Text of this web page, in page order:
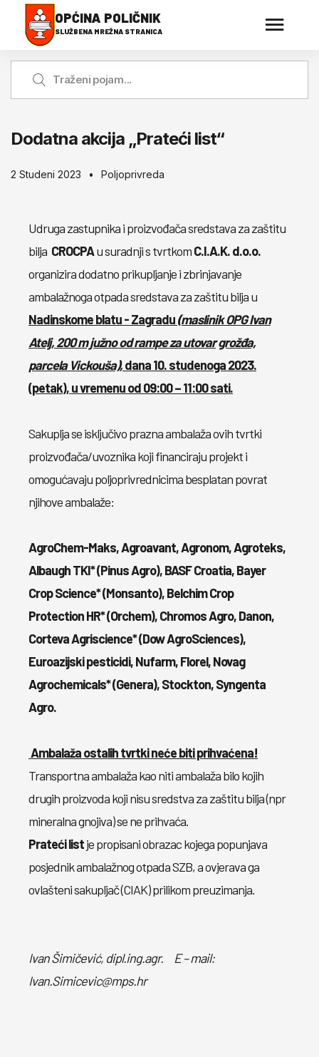
OPĆINA POLIČNIK
SLUŽBENA MREŽNA STRANICA
Dodatna akcija „Prateći list“
2 Studeni 2023 Poljoprivreda
Udruga zastupnika i proizvođača sredstava za zaštitu
bilja CROCPAu suradnji s tvrtkomC.I.A.K. d.o.o.
organizira dodatno prikupljanje i zbrinjavanje
ambalažnoga otpada sredstava za zaštitu bilja u
Nadinskome blatu - Zagradu(maslinik OPG Ivan
Atelj, 200 m južno od rampe za utovargrožđa,
parcela Vickouša),dana 10. studenoga 2023.
(petak), u vremenu od 09:00 – 11:00 sati.
Sakuplja se isključivo prazna ambalaža ovih tvrtki
proizvođača/uvoznika koji financiraju projekt i
omogućavaju poljoprivrednicima besplatan povrat
njihove ambalaže:
AgroChem-Maks, Agroavant, Agronom, Agroteks,
Albaugh TKI* (Pinus Agro), BASF Croatia, Bayer
Crop Science* (Monsanto), Belchim Crop
Protection HR* (Orchem), Chromos Agro, Danon,
Corteva Agriscience* (Dow AgroSciences),
Euroazijski pesticidi, Nufarm, Florel, Novag
Agrochemicals* (Genera), Stockton, Syngenta
Agro.
Ambalaža ostalih tvrtki neće biti prihvaćena!
Transportna ambalaža kao niti ambalaža bilo kojih
drugih proizvoda koji nisu sredstva za zaštitu bilja (npr
mineralna gnojiva) se ne prihvaća.
Prateći listje propisani obrazac kojega popunjava
posjednik ambalažnog otpada SZB, a ovjerava ga
ovlašteni sakupljač (CIAK) prilikom preuzimanja.
Ivan Šimičević, dipl.ing.agr. E – mail:
Ivan.Simicevic@mps.hr